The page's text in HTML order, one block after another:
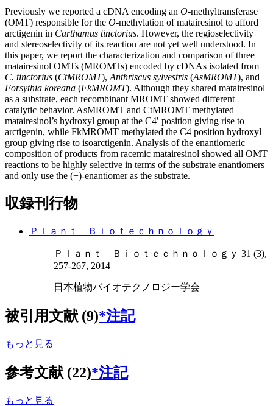
Previously we reported a cDNA encoding an O-methyltransferase
(OMT) responsible for the O-methylation of matairesinol to afford
arctigenin in Carthamus tinctorius. However, the regioselectivity
and stereoselectivity of its reaction are not yet well understood. In
this paper, we report the characterization and comparison of three
matairesinol OMTs (MROMTs) encoded by cDNAs isolated from
C. tinctorius (CtMROMT), Anthriscus sylvestris (AsMROMT), and
Forsythia koreana (FkMROMT). Although they shared matairesinol
as a substrate, each recombinant MROMT showed different
catalytic behavior. AsMROMT and CtMROMT methylated
matairesinol’s hydroxyl group at the C4′ position giving rise to
arctigenin, while FkMROMT methylated the C4 position hydroxyl
group giving rise to isoarctigenin. Analysis of the enantiomeric
composition of products from racemic matairesinol showed all OMT
reactions to be highly selective in terms of the substrate enantiomers
and only use the (−)-enantiomer as the substrate.
収録刊行物
Ｐｌａｎｔ Ｂｉｏｔｅｃｈｎｏｌｏｇｙ
Ｐｌａｎｔ Ｂｉｏｔｅｃｈｎｏｌｏｇｙ 31 (3),
257-267, 2014
日本植物バイオテクノロジー学会
被引用文献 (9)*注記
もっと見る
参考文献 (22)*注記
もっと見る